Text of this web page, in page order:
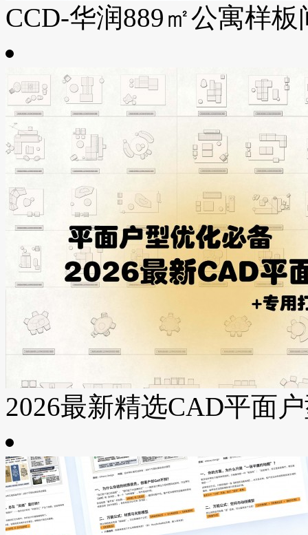
CCD-华润889㎡公寓样板
2026最新精选CAD平面